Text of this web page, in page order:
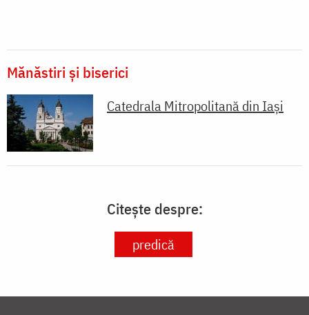
Mănăstiri și biserici
Catedrala Mitropolitană din Iaşi
Citește despre:
predică